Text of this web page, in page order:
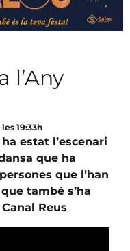
l’Any
19:33h
estat l’escenari
que ha
que l’han
també s’ha
Reus